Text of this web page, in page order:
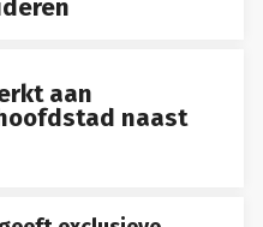
aan
naast
exclusieve